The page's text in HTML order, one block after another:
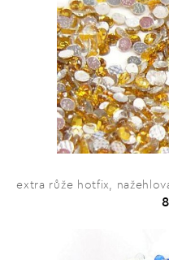
extra růže hotfix,